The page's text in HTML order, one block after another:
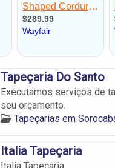
Tapeçaria Do Santo
Executamos serviços de
seu orçamento.
Tapeçarias em
Italia Tapeçaria
Italia Tapeçaria